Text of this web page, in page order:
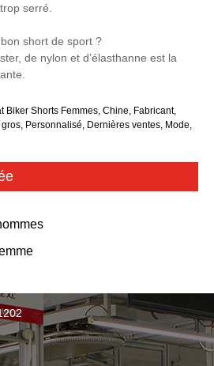
serré.
short de sport ?
de nylon et d’élasthanne est la
Biker Shorts Femmes, Chine, Fabricant,
Personnalisé, Dernières ventes, Mode,